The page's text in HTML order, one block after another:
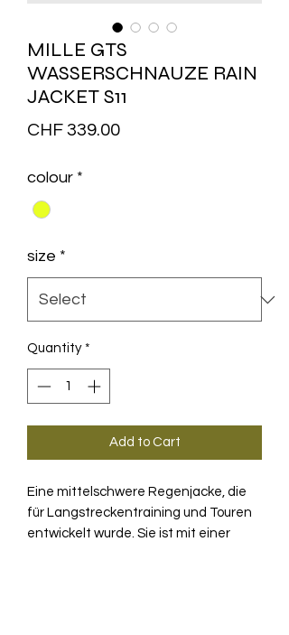
MILLE GTS
WASSERSCHNAUZE RAIN
JACKET S11
CHF 339.00Price
colour *
size *
Quantity *
Add to Cart
Eine mittelschwere Regenjacke, die
für Langstreckentraining und Touren
entwickelt wurde. Sie ist mit einer